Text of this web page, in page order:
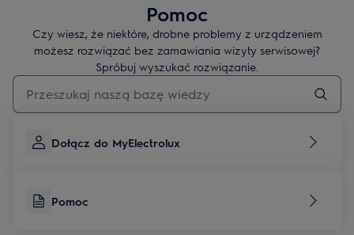
Pomoc
Czy wiesz, że niektóre, drobne problemy z urządzeniem
możesz rozwiązać bez zamawiania wizyty serwisowej?
Spróbuj wyszukać rozwiązanie.
Wpisz, aby wyszukać artykuł dotyczący pomocy
Dołącz do MyElectrolux
Pomoc